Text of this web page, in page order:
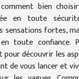
bien
en toute
sensations fortes,
toute confiance.
pour découvrir les
de vous lancer et